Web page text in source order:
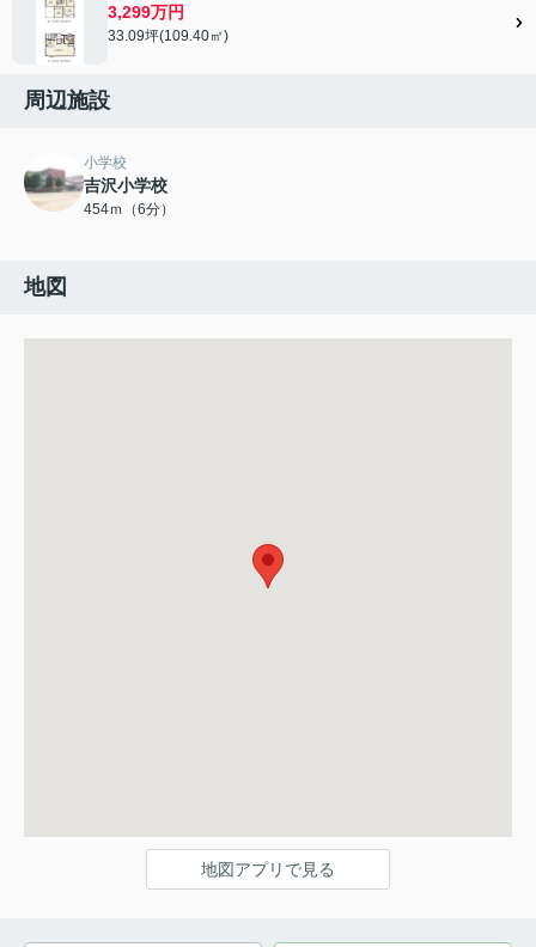
3,299万円
33.09坪(109.40㎡)
周辺施設
小学校
吉沢小学校
454ｍ（6分）
地図
地図アプリで見る